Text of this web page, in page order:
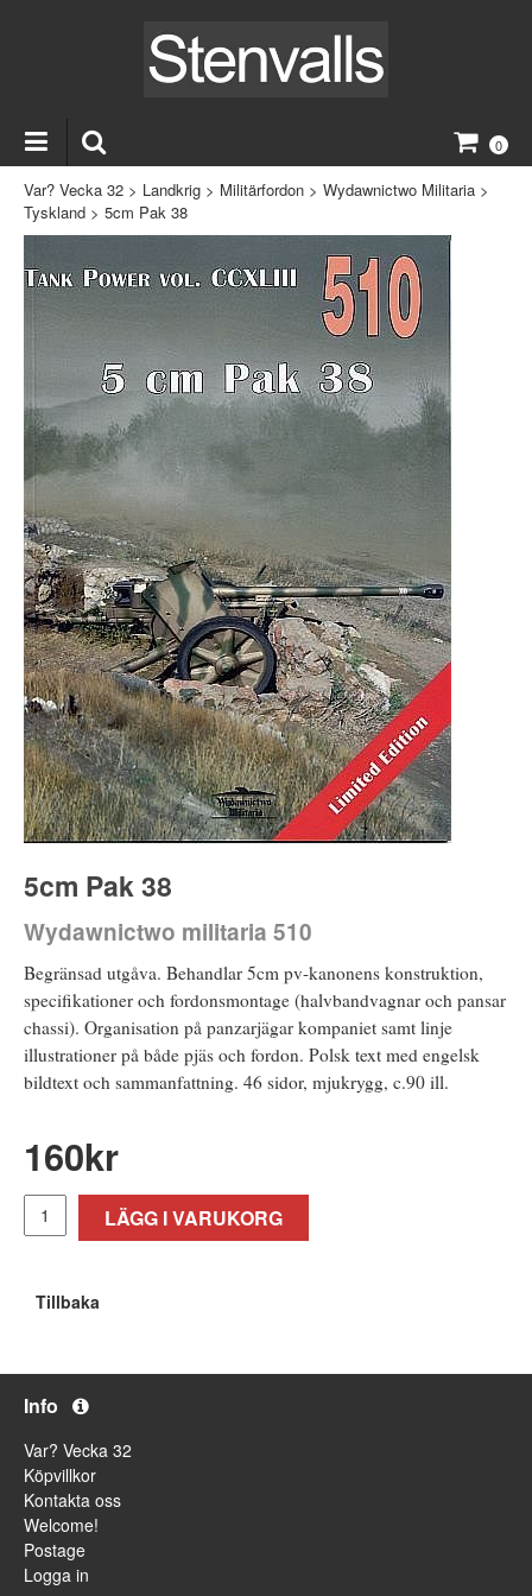
0
Var? Vecka 32 > Landkrig > Militärfordon > Wydawnictwo Militaria >
Tyskland > 5cm Pak 38
5cm Pak 38
Wydawnictwo militaria 510
Begränsad utgåva. Behandlar 5cm pv-kanonens konstruktion,
specifikationer och fordonsmontage (halvbandvagnar och pansar
chassi). Organisation på panzarjägar kompaniet samt linje
illustrationer på både pjäs och fordon. Polsk text med engelsk
bildtext och sammanfattning. 46 sidor, mjukrygg, c.90 ill.
160kr
LÄGG I VARUKORG
Tillbaka
Info
Var? Vecka 32
Köpvillkor
Kontakta oss
Welcome!
Postage
Logga in